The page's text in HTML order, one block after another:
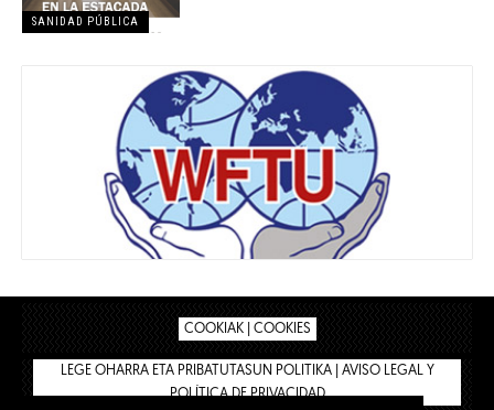
SANIDAD PÚBLICA
COOKIAK | COOKIES
LEGE OHARRA ETA PRIBATUTASUN POLITIKA | AVISO LEGAL Y
POLÍTICA DE PRIVACIDAD